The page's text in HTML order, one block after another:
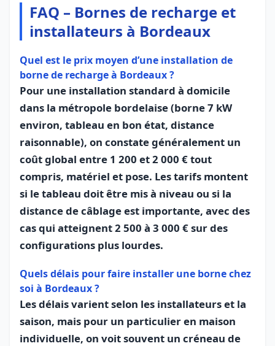
FAQ – Bornes de recharge et
installateurs à Bordeaux
Quel est le prix moyen d’une installation de
borne de recharge à Bordeaux ?
Pour une installation standard à domicile
dans la métropole bordelaise (borne 7 kW
environ, tableau en bon état, distance
raisonnable), on constate généralement un
coût global entre 1 200 et 2 000 € tout
compris, matériel et pose. Les tarifs montent
si le tableau doit être mis à niveau ou si la
distance de câblage est importante, avec des
cas qui atteignent 2 500 à 3 000 € sur des
configurations plus lourdes.
Quels délais pour faire installer une borne chez
soi à Bordeaux ?
Les délais varient selon les installateurs et la
saison, mais pour un particulier en maison
individuelle, on voit souvent un créneau de